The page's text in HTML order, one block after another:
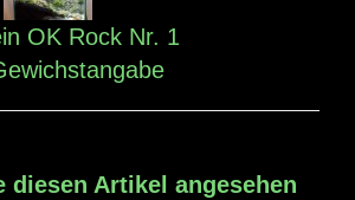
OK Rock Nr. 1
diesen Artikel angesehen